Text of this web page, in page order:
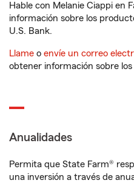
Hable con Melanie Ciappi en
información sobre los
U.S. Bank.
Llame o envíe un correo
obtener información sobre
Anualidades
Permita que State Farm®
una inversión a través de